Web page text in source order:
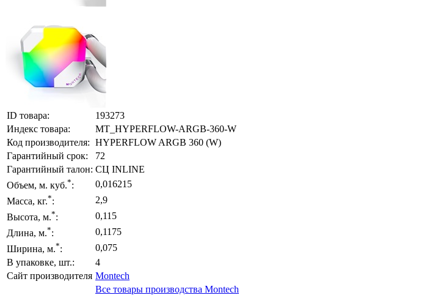
ID товара:
193273
Индекс товара:
MT_HYPERFLOW-ARGB-360-W
Код производителя: HYPERFLOW ARGB 360 (W)
Гарантийный срок:
72
Гарантийный талон: СЦ INLINE
Объем, м. куб.*:
0,016215
Масса, кг.*:
2,9
Высота, м.*:
0,115
Длина, м.*:
0,1175
Ширина, м.*:
0,075
В упаковке, шт.:
4
Сайт производителя Montech
Все товары производства Montech